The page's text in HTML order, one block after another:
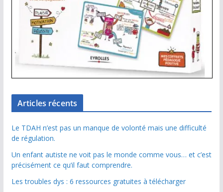
Articles récents
Le TDAH n’est pas un manque de volonté mais une difficulté
de régulation.
Un enfant autiste ne voit pas le monde comme vous… et c’est
précisément ce qu’il faut comprendre.
Les troubles dys : 6 ressources gratuites à télécharger